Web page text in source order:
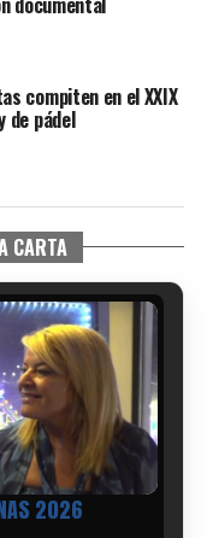
compiten en el XXIX
de pádel
CARTA
2026